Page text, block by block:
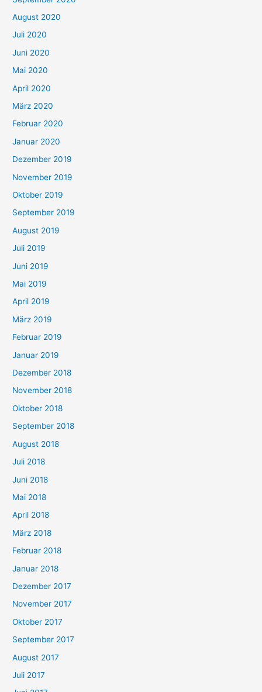
August 2020
Juli 2020
Juni 2020
Mai 2020
April 2020
März 2020
Februar 2020
Januar 2020
Dezember 2019
November 2019
Oktober 2019
September 2019
August 2019
Juli 2019
Juni 2019
Mai 2019
April 2019
März 2019
Februar 2019
Januar 2019
Dezember 2018
November 2018
Oktober 2018
September 2018
August 2018
Juli 2018
Juni 2018
Mai 2018
April 2018
März 2018
Februar 2018
Januar 2018
Dezember 2017
November 2017
Oktober 2017
September 2017
August 2017
Juli 2017